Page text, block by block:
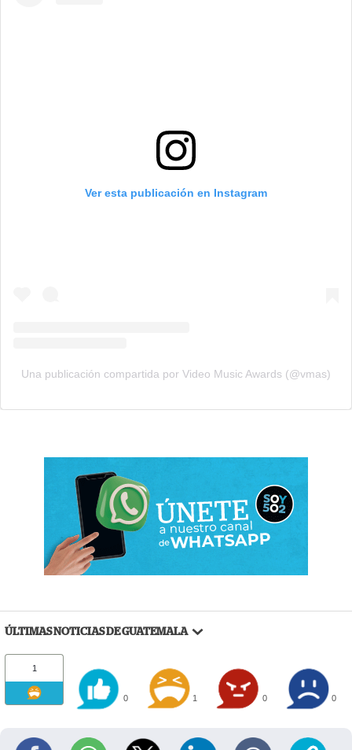
Ver esta publicación en Instagram
Una publicación compartida por Video Music Awards (@vmas)
ÚLTIMAS NOTICIAS DE GUATEMALA
1
0 1 0 0